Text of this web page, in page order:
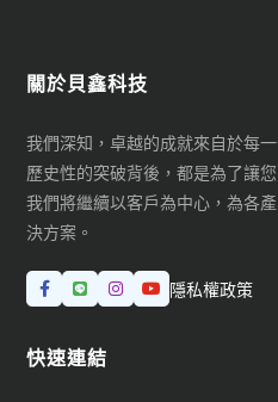
關於貝鑫科技
我們深知，卓越的成就來自於每
歷史性的突破背後，都是為了讓
我們將繼續以客戶為中心，為各
決方案。
隱私權政策
快速連結